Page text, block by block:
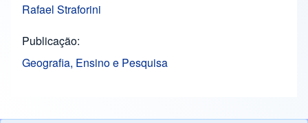
Rafael Straforini
Publicação
Geografia, Ensino e Pesquisa